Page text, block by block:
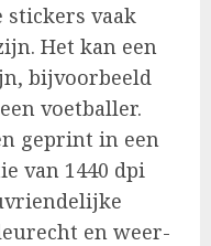
stickers vaak
Het kan een
bijvoorbeeld
voetballer.
geprint in een
van 1440 dpi
en weer-